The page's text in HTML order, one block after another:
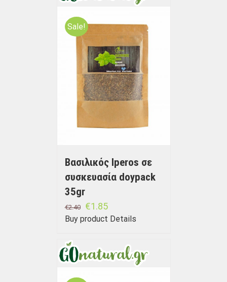
Sale!
Βασιλικός Iperos σε
συσκευασία doypack
35gr
€2.40 €1.85
Buy product Details